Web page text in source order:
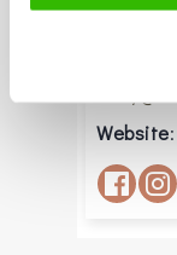
Website: